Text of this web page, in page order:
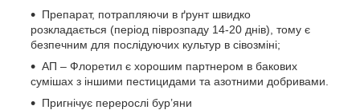
Препарат, потрапляючи в ґрунт швидко
розкладається (період піврозпаду 14-20 днів), тому є
безпечним для послідуючих культур в сівозміні;
АП – Флоретил є хорошим партнером в бакових
сумішах з іншими пестицидами та азотними добривами.
Пригнічує перерослі бур’яни